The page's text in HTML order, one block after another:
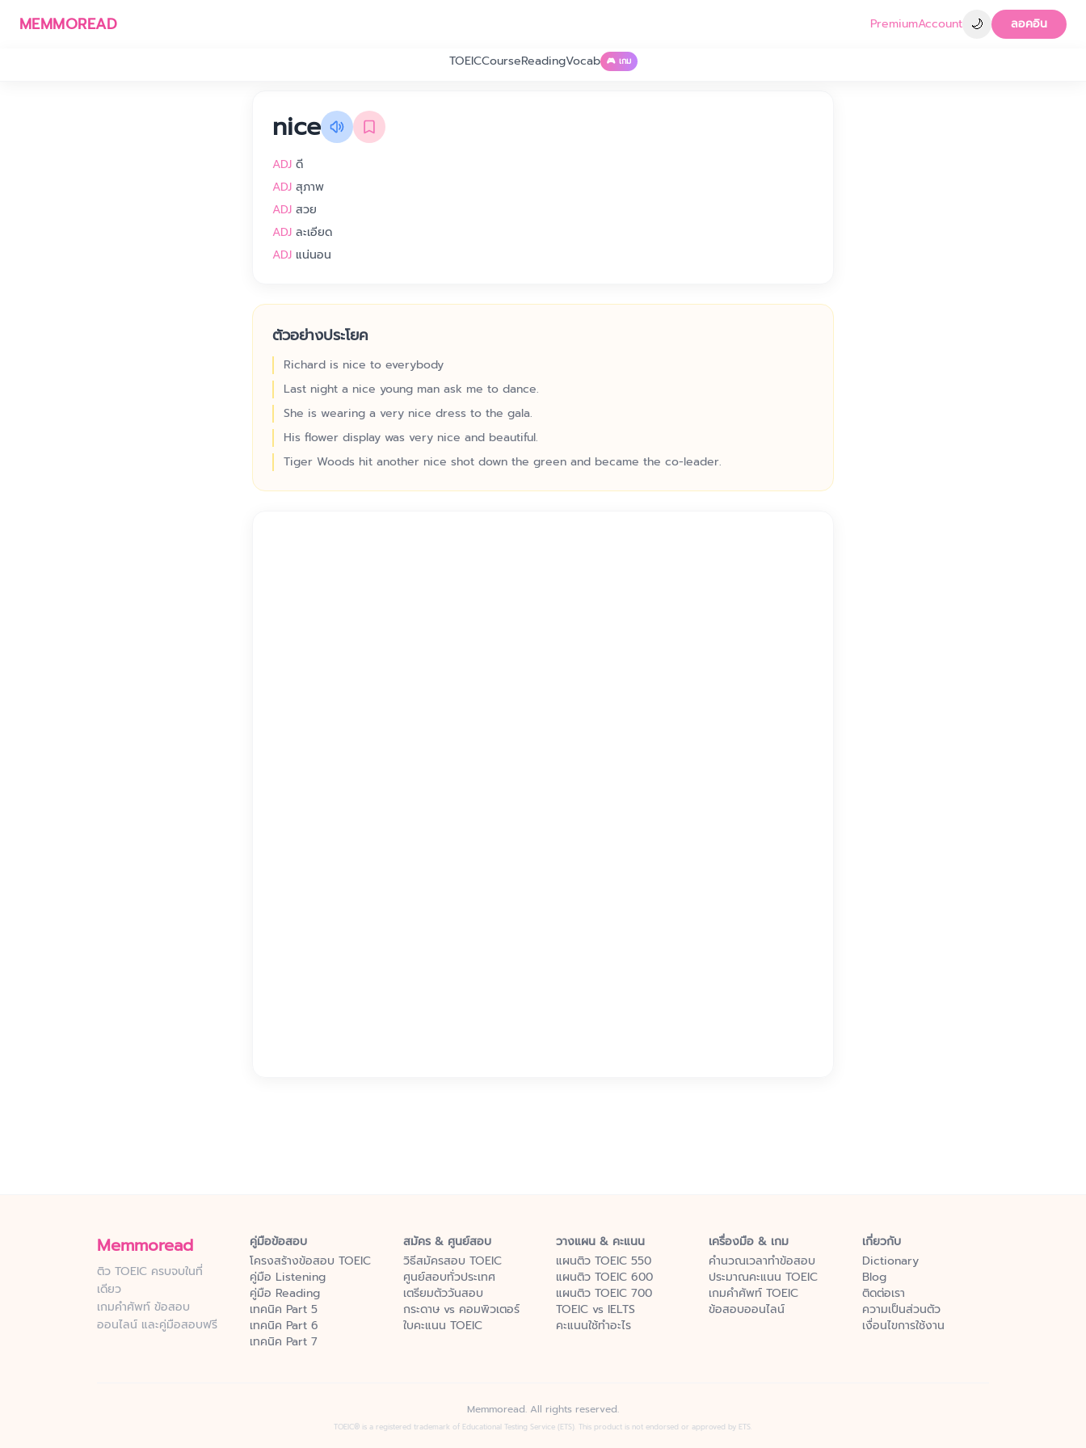
MEMMOREAD PremiumAccount 🌙 ลอคอิน
TOEICCourseReadingVocab 🎮 เกม
nice
ADJ ดี
ADJ สุภาพ
ADJ สวย
ADJ ละเอียด
ADJ แน่นอน
ตัวอย่างประโยค
Richard is nice to everybody
Last night a nice young man ask me to dance.
She is wearing a very nice dress to the gala.
His flower display was very nice and beautiful.
Tiger Woods hit another nice shot down the green and became the co-leader.
Memmoread
ติว TOEIC ครบจบในที่
เดียว
เกมคำศัพท์ ข้อสอบ
ออนไลน์ และคู่มือสอบฟรี
คู่มือข้อสอบ
โครงสร้างข้อสอบ TOEIC
คู่มือ Listening
คู่มือ Reading
เทคนิค Part 5
เทคนิค Part 6
เทคนิค Part 7
สมัคร & ศูนย์สอบ
วิธีสมัครสอบ TOEIC
ศูนย์สอบทั่วประเทศ
เตรียมตัววันสอบ
กระดาษ vs คอมพิวเตอร์
ใบคะแนน TOEIC
วางแผน & คะแนน
แผนติว TOEIC 550
แผนติว TOEIC 600
แผนติว TOEIC 700
TOEIC vs IELTS
คะแนนใช้ทำอะไร
เครื่องมือ & เกม
คำนวณเวลาทำข้อสอบ
ประมาณคะแนน TOEIC
เกมคำศัพท์ TOEIC
ข้อสอบออนไลน์
เกี่ยวกับ
Dictionary
Blog
ติดต่อเรา
ความเป็นส่วนตัว
เงื่อนไขการใช้งาน
Memmoread. All rights reserved.
TOEIC® is a registered trademark of Educational Testing Service (ETS). This product is not endorsed or approved by ETS.